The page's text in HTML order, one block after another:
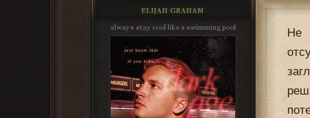
ELIJAH GRAHAM
always stay cool like a swimming pool
Не